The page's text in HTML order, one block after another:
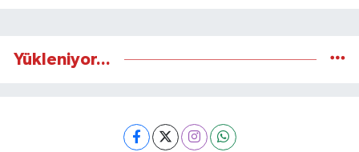
Yükleniyor...